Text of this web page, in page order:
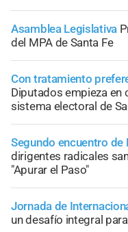
Asamblea Legislativa
del MPA de Santa Fe
Con tratamiento
Diputados empieza en
sistema electoral de
Segundo encuentro
dirigentes radicales
"Apurar el Paso"
Jornada de
un desafío integral